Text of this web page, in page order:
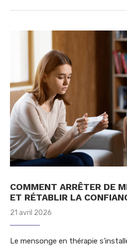
COMMENT ARRÊTER DE
ET RÉTABLIR LA
21 avril 2026
Le mensonge en thérapie